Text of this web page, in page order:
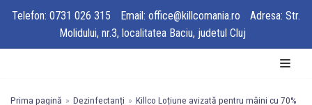
Telefon: 0731 026 315 Email: office@killcomania.ro
Adresa: Str.
Molidului, nr.3, localitatea Baciu, judetul Cluj
Prima pagină » Dezinfectanți » Killco Loțiune avizată pentru mâini cu 70%